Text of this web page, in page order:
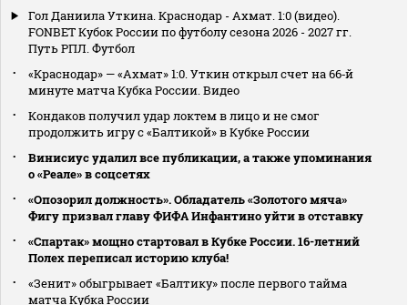
Гол Даниила Уткина. Краснодар - Ахмат. 1:0 (видео).
FONBET Кубок России по футболу сезона 2026 - 2027 гг.
Путь РПЛ. Футбол
«Краснодар» — «Ахмат» 1:0. Уткин открыл счет на 66‑й
минуте матча Кубка России. Видео
Кондаков получил удар локтем в лицо и не смог
продолжить игру с «Балтикой» в Кубке России
Винисиус удалил все публикации, а также упоминания
о «Реале» в соцсетях
«Опозорил должность». Обладатель «Золотого мяча»
Фигу призвал главу ФИФА Инфантино уйти в отставку
«Спартак» мощно стартовал в Кубке России. 16-летний
Полех переписал историю клуба!
«Зенит» обыгрывает «Балтику» после первого тайма
матча Кубка России